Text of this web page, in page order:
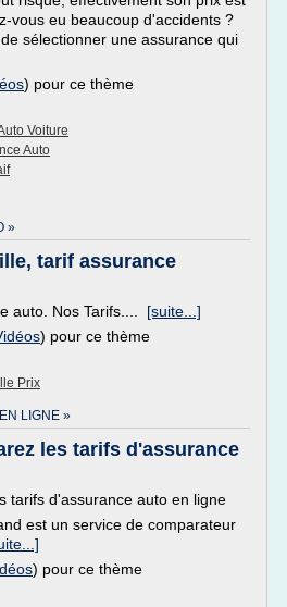
vous eu beaucoup d'accidents ?
sélectionner une assurance qui
) pour ce thème
Voiture
Auto
»
tarif assurance
auto. Nos Tarifs.... [suite...]
) pour ce thème
Prix
LIGNE »
les tarifs d'assurance
tarifs d'assurance auto en ligne
est un service de comparateur
) pour ce thème